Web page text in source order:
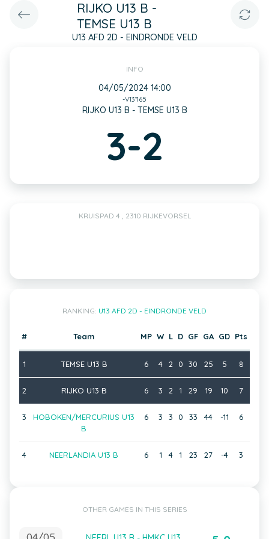
RIJKO U13 B -
TEMSE U13 B
U13 AFD 2D - EINDRONDE VELD
INFO
04/05/2024 14:00
-V13*165
RIJKO U13 B - TEMSE U13 B
3-2
KRUISPAD 4 , 2310 RIJKEVORSEL
RANKING: U13 AFD 2D - EINDRONDE VELD
# Team MP W L D GF GA GD Pts
1 TEMSE U13 B 6 4 2 0 30 25 5 8
2 RIJKO U13 B 6 3 2 1 29 19 10 7
3
HOBOKEN/MERCURIUS U13
B
6 3 3 0 33 44 -11 6
4 NEERLANDIA U13 B 6 1 4 1 23 27 -4 3
OTHER GAMES IN THIS SERIES